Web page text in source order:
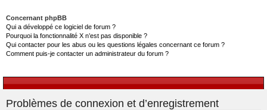
Concernant phpBB
Qui a développé ce logiciel de forum ?
Pourquoi la fonctionnalité X n’est pas disponible ?
Qui contacter pour les abus ou les questions légales concernant ce forum ?
Comment puis-je contacter un administrateur du forum ?
Problèmes de connexion et d’enregistrement